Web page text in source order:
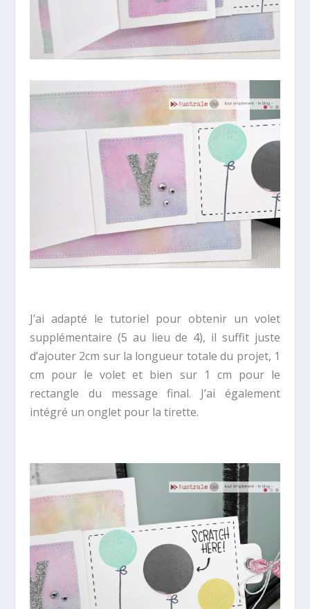
J’ai adapté le tutoriel pour obtenir un volet
supplémentaire (5 au lieu de 4), il suffit juste
d’ajouter 2cm sur la longueur totale du projet, 1
cm pour le volet et bien sur 1 cm pour le
rectangle du message final. J’ai également
intégré un onglet pour la tirette.